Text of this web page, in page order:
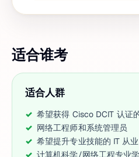
适合谁考
适合人群
希望获得 Cisco DCIT 认证
网络工程师和系统管理员
希望提升专业技能的 IT 从
计算机科学/网络工程专业